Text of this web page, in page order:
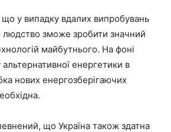
у випадку вдалих випробувань
людство зможе зробити значний
майбутнього. На фоні
енергетики в
нових енергозберігаючих
що Україна також здатна